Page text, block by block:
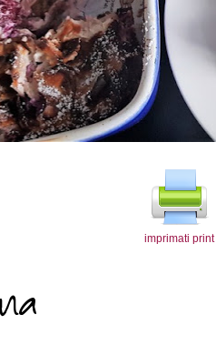
imprimati print